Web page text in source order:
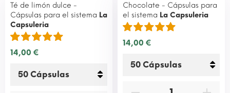
Té de limón dulce -
Cápsulas para el sistema La
Capsuleria
14,00 €
Chocolate - Cápsulas para
el sistema La Capsuleria
14,00 €